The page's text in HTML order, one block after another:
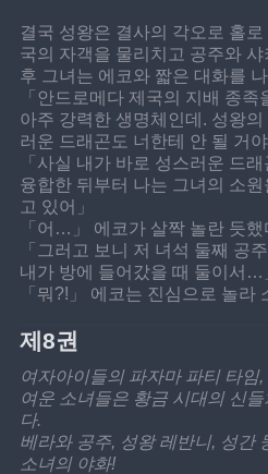
결국 성왕은 결사의 각오로 홀
국의 자객을 물리치고 공주와
후 그녀는 에코와 짧은 대화를
「안드로메다 제국의 지배 종
아주 강력한 생명체인데. 성왕
러운 드래곤도 너한테 안 될 거
「사실 내가 바로 성스러운 드
융합한 뒤부터 나는 그녀의 소
고 있어」
「어…」 에코가 살짝 놀란 듯했
「그러고 보니 저 녀석 둘째 공
내가 방에 들어갔을 때 둘이서…
「뭐?!」 에코는 진심으로 놀라
제8권
여자아이들의 파자마 파티 타임
여운 소녀들은 황금 시대의 신
다.
베라와 공주, 성왕 레반니, 성간
소녀의 야화!